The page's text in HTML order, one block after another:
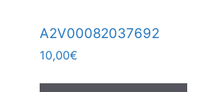
A2V00082037692
10,00€